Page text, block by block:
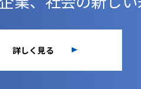
詳しく見る